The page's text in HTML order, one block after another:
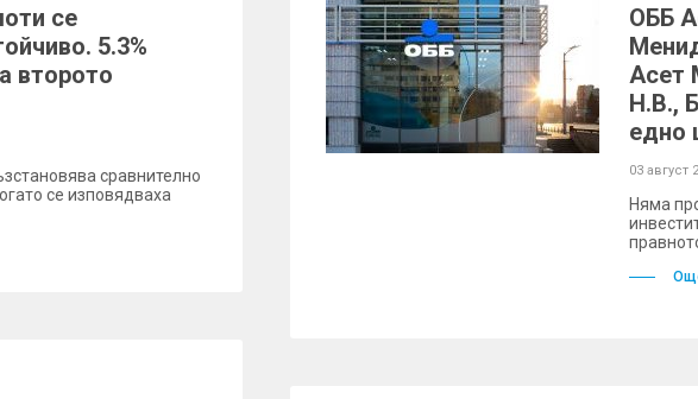
се
5.3%
второто
сравнително
се изповядваха
ОББ
Асет
Н.В.,
едно
03 август
Няма